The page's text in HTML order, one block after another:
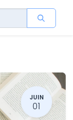
JUIN
01